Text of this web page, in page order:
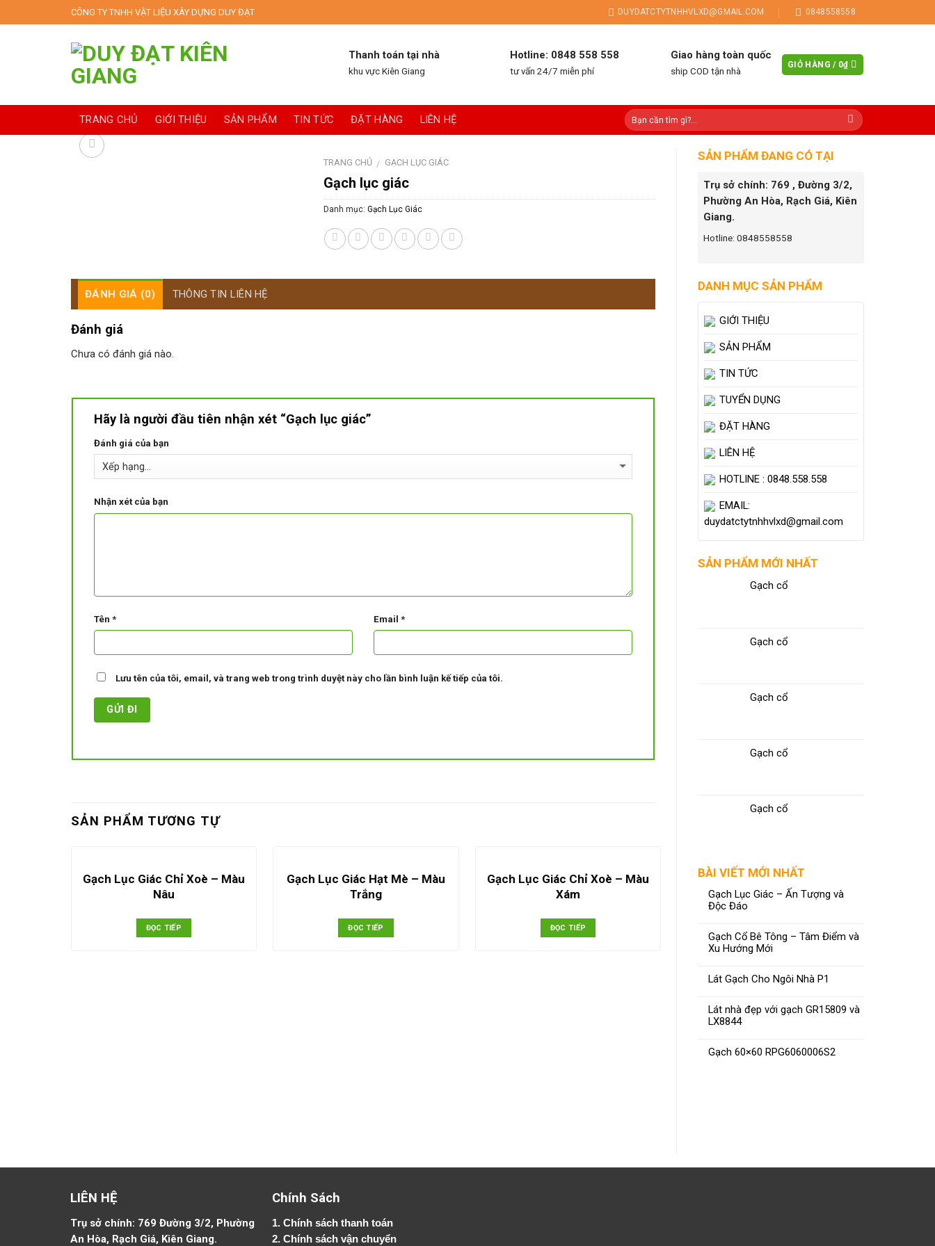
to
CÔNG TY TNHH VẬT LIỆU XÂY DỰNG DUY ĐẠT DUYDATCTYTNHHVLXD@GMAIL.COM 0848558558
Thanh toán tại nhà
khu vực Kiên Giang
Hotline: 0848 558 558
tư vấn 24/7 miễn phí
Giao hàng toàn quốc
ship COD tận nhà
GIỎ HÀNG / 0₫
TRANG CHỦ GIỚI THIỆU SẢN PHẨM TIN TỨC ĐẶT HÀNG LIÊN HỆ
TRANG CHỦ / GẠCH LỤC GIÁC
Gạch lục giác
Danh mục: Gạch Lục Giác
ĐÁNH GIÁ (0) THÔNG TIN LIÊN HỆ
Đánh giá
Chưa có đánh giá nào.
Hãy là người đầu tiên nhận xét “Gạch lục giác”
Đánh giá của bạn
Nhận xét của bạn
Tên * Email *
Lưu tên của tôi, email, và trang web trong trình duyệt này cho lần bình luận kế tiếp của tôi.
SẢN PHẨM TƯƠNG TỰ
Gạch Lục Giác Chỉ Xoè – Màu
Nâu
ĐỌC TIẾP
Gạch Lục Giác Hạt Mè – Màu
Trắng
ĐỌC TIẾP
Gạch Lục Giác Chỉ Xoè – Màu
Xám
ĐỌC TIẾP
Gạch Lục Giác Hoa Văn
SẢN PHẨM ĐANG CÓ TẠI
Trụ sở chính: 769 , Đường 3/2,
Phường An Hòa, Rạch Giá, Kiên
Giang.
Hotline: 0848558558
DANH MỤC SẢN PHẨM
GIỚI THIỆU
SẢN PHẨM
TIN TỨC
TUYỂN DỤNG
ĐẶT HÀNG
LIÊN HỆ
HOTLINE : 0848.558.558
EMAIL:
duydatctytnhhvlxd@gmail.com
SẢN PHẨM MỚI NHẤT
Gạch cổ
Gạch cổ
Gạch cổ
Gạch cổ
Gạch cổ
BÀI VIẾT MỚI NHẤT
Gạch Lục Giác – Ấn Tượng và
Độc Đáo
Gạch Cổ Bê Tông – Tâm Điểm và
Xu Hướng Mới
Lát Gạch Cho Ngôi Nhà P1
Lát nhà đẹp với gạch GR15809 và
LX8844
Gạch 60×60 RPG6060006S2
LIÊN HỆ
Trụ sở chính: 769 Đường 3/2, Phường
An Hòa, Rạch Giá, Kiên Giang.
Chính Sách
1.Chính sách thanh toán
2.Chính sách vận chuyển